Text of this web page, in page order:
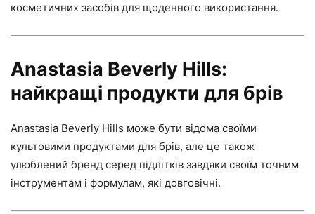
косметичних засобів для щоденного використання.
Anastasia Beverly Hills:
найкращі продукти для брів
Anastasia Beverly Hills може бути відома своїми
культовими продуктами для брів, але це також
улюблений бренд серед підлітків завдяки своїм точним
інструментам і формулам, які довговічні.